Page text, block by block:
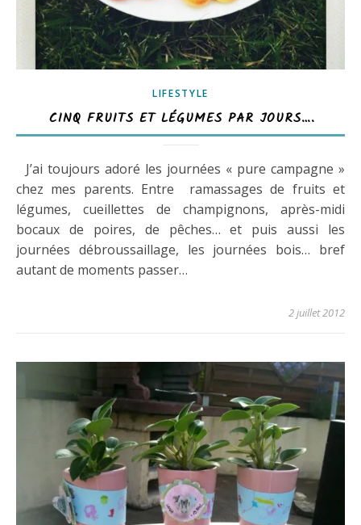
LIFESTYLE
CINQ FRUITS ET LÉGUMES PAR JOURS….
J’ai toujours adoré les journées « pure campagne »
chez mes parents. Entre ramassages de fruits et
légumes, cueillettes de champignons, après-midi
bocaux de poires, de pêches… et puis aussi les
journées débroussaillage, les journées bois… bref
autant de moments passer…
2 juillet 2012